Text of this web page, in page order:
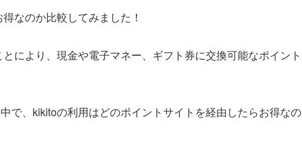
なのか比較してみました！
により、現金や電子マネー、ギフト券に交換可能なポイント
で、kikitoの利用はどのポイントサイトを経由したらお得なの